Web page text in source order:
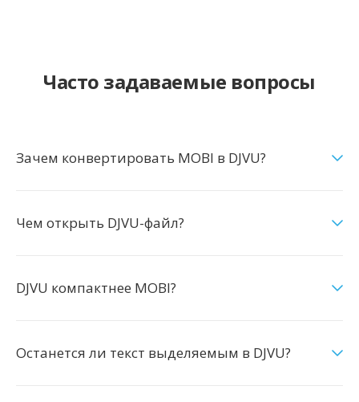
Часто задаваемые вопросы
Зачем конвертировать MOBI в DJVU?
Чем открыть DJVU-файл?
DJVU компактнее MOBI?
Останется ли текст выделяемым в DJVU?